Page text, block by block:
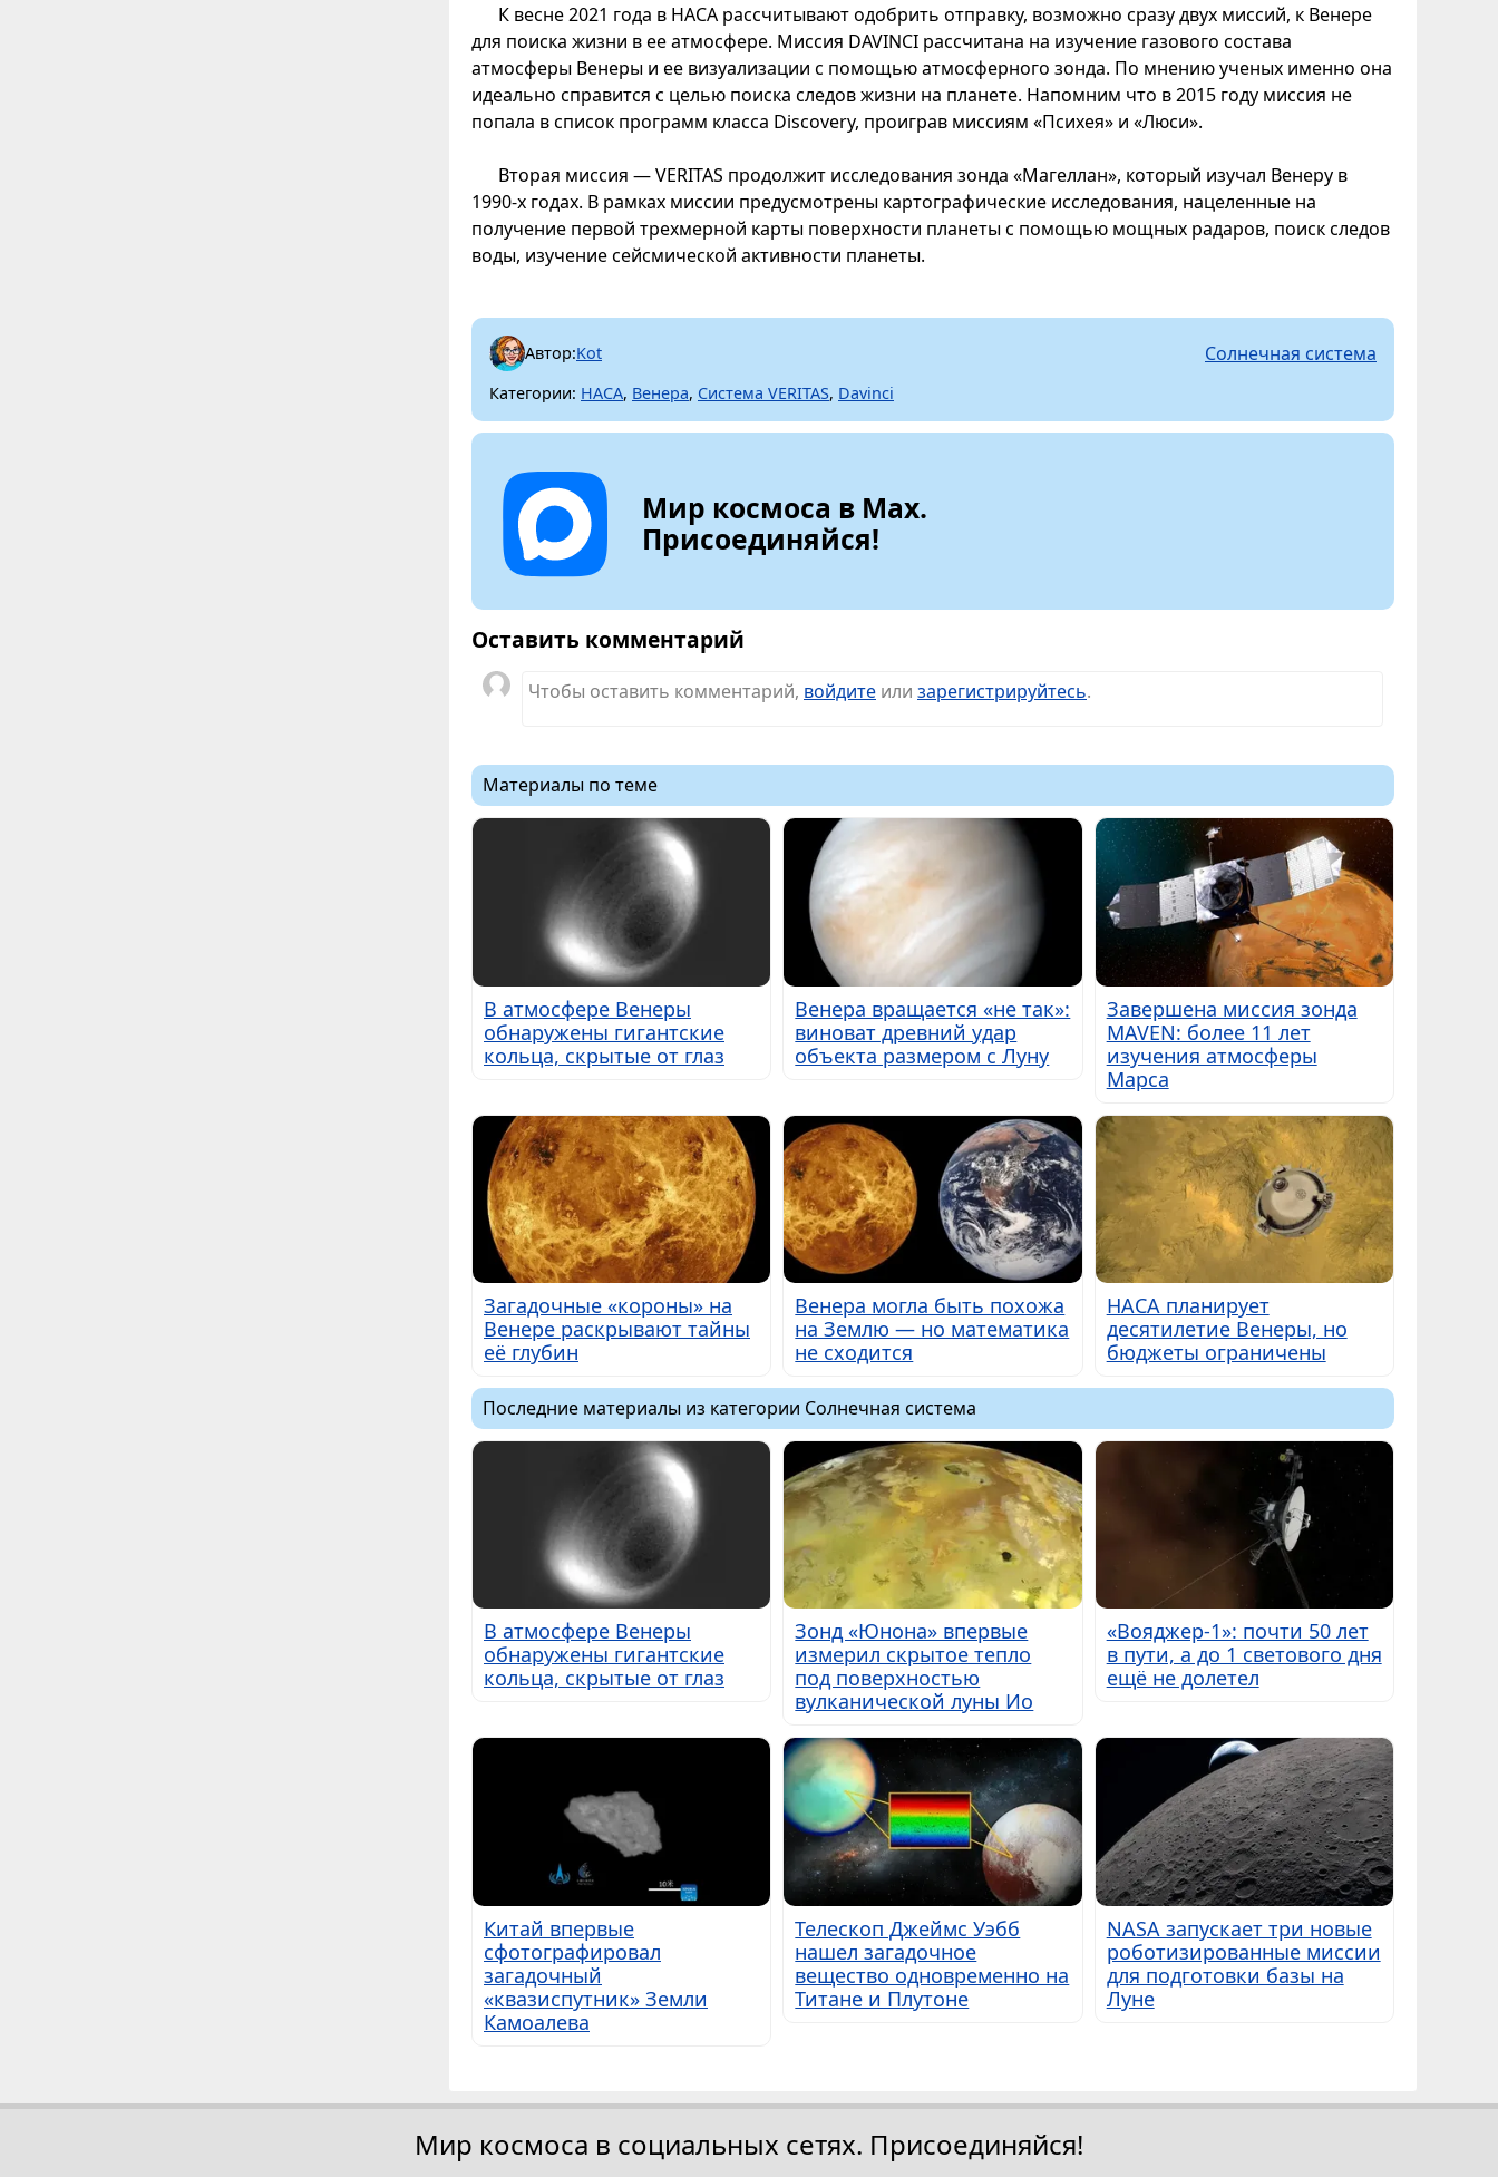
К весне 2021 года в НАСА рассчитывают одобрить отправку, возможно сразу двух миссий, к Венере
для поиска жизни в ее атмосфере. Миссия DAVINCI рассчитана на изучение газового состава
атмосферы Венеры и ее визуализации с помощью атмосферного зонда. По мнению ученых именно она
идеально справится с целью поиска следов жизни на планете. Напомним что в 2015 году миссия не
попала в список программ класса Discovery, проиграв миссиям «Психея» и «Люси».
Вторая миссия — VERITAS продолжит исследования зонда «Магеллан», который изучал Венеру в
1990-х годах. В рамках миссии предусмотрены картографические исследования, нацеленные на
получение первой трехмерной карты поверхности планеты с помощью мощных радаров, поиск следов
воды, изучение сейсмической активности планеты.
Автор:Kot Солнечная система
Категории: НАСА, Венера, Система VERITAS, Davinci
Мир космоса в Max.
Присоединяйся!
Оставить комментарий
Чтобы оставить комментарий, войдите или зарегистрируйтесь.
Материалы по теме
В атмосфере Венеры
обнаружены гигантские
кольца, скрытые от глаз
Венера вращается «не так»:
виноват древний удар
объекта размером с Луну
Завершена миссия зонда
MAVEN: более 11 лет
изучения атмосферы
Марса
Загадочные «короны» на
Венере раскрывают тайны
её глубин
Венера могла быть похожа
на Землю — но математика
не сходится
НАСА планирует
десятилетие Венеры, но
бюджеты ограничены
Последние материалы из категории Солнечная система
В атмосфере Венеры
обнаружены гигантские
кольца, скрытые от глаз
Зонд «Юнона» впервые
измерил скрытое тепло
под поверхностью
вулканической луны Ио
«Вояджер-1»: почти 50 лет
в пути, а до 1 светового дня
ещё не долетел
Китай впервые
сфотографировал
загадочный
«квазиспутник» Земли
Камоалева
Телескоп Джеймс Уэбб
нашел загадочное
вещество одновременно на
Титане и Плутоне
NASA запускает три новые
роботизированные миссии
для подготовки базы на
Луне
Мир космоса в социальных сетях. Присоединяйся!